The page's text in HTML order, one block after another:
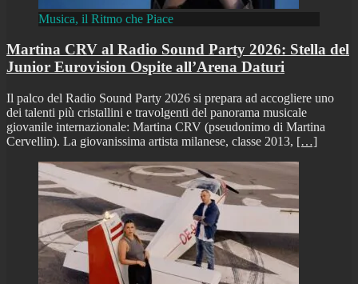
Musica, il Ritmo che Piace
Martina CRV al Radio Sound Party 2026: Stella del
Junior Eurovision Ospite all’Arena Daturi
Il palco del Radio Sound Party 2026 si prepara ad accogliere uno
dei talenti più cristallini e travolgenti del panorama musicale
giovanile internazionale: Martina CRV (pseudonimo di Martina
Cervellin). La giovanissima artista milanese, classe 2013, […]